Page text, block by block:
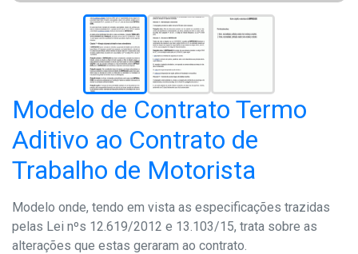
Modelo de Contrato Termo
Aditivo ao Contrato de
Trabalho de Motorista
Modelo onde, tendo em vista as especificações trazidas
pelas Lei nºs 12.619/2012 e 13.103/15, trata sobre as
alterações que estas geraram ao contrato.